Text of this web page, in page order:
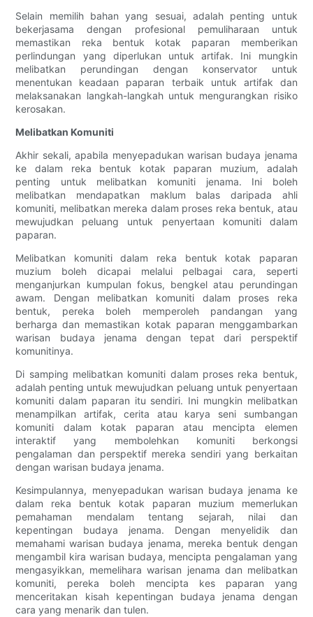
Selain memilih bahan yang sesuai, adalah penting untuk
bekerjasama dengan profesional pemuliharaan untuk
memastikan reka bentuk kotak paparan memberikan
perlindungan yang diperlukan untuk artifak. Ini mungkin
melibatkan perundingan dengan konservator untuk
menentukan keadaan paparan terbaik untuk artifak dan
melaksanakan langkah-langkah untuk mengurangkan risiko
kerosakan.
Melibatkan Komuniti
Akhir sekali, apabila menyepadukan warisan budaya jenama
ke dalam reka bentuk kotak paparan muzium, adalah
penting untuk melibatkan komuniti jenama. Ini boleh
melibatkan mendapatkan maklum balas daripada ahli
komuniti, melibatkan mereka dalam proses reka bentuk, atau
mewujudkan peluang untuk penyertaan komuniti dalam
paparan.
Melibatkan komuniti dalam reka bentuk kotak paparan
muzium boleh dicapai melalui pelbagai cara, seperti
menganjurkan kumpulan fokus, bengkel atau perundingan
awam. Dengan melibatkan komuniti dalam proses reka
bentuk, pereka boleh memperoleh pandangan yang
berharga dan memastikan kotak paparan menggambarkan
warisan budaya jenama dengan tepat dari perspektif
komunitinya.
Di samping melibatkan komuniti dalam proses reka bentuk,
adalah penting untuk mewujudkan peluang untuk penyertaan
komuniti dalam paparan itu sendiri. Ini mungkin melibatkan
menampilkan artifak, cerita atau karya seni sumbangan
komuniti dalam kotak paparan atau mencipta elemen
interaktif yang membolehkan komuniti berkongsi
pengalaman dan perspektif mereka sendiri yang berkaitan
dengan warisan budaya jenama.
Kesimpulannya, menyepadukan warisan budaya jenama ke
dalam reka bentuk kotak paparan muzium memerlukan
pemahaman mendalam tentang sejarah, nilai dan
kepentingan budaya jenama. Dengan menyelidik dan
memahami warisan budaya jenama, mereka bentuk dengan
mengambil kira warisan budaya, mencipta pengalaman yang
mengasyikkan, memelihara warisan jenama dan melibatkan
komuniti, pereka boleh mencipta kes paparan yang
menceritakan kisah kepentingan budaya jenama dengan
cara yang menarik dan tulen.